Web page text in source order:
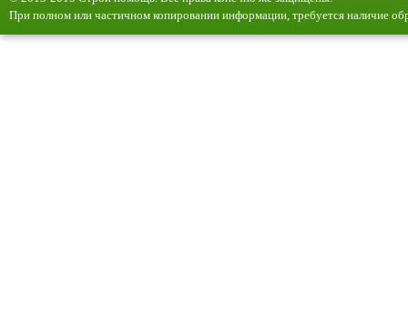
При полном или частичном копировании информации, требуется наличие